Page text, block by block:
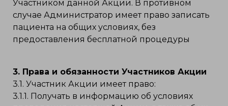
Участником данной Акции. В противном
случае Администратор имеет право записать
пациента на общих условиях, без
предоставления бесплатной процедуры
3. Права и обязанности Участников Акции
3.1. Участник Акции имеет право:
3.1.1. Получать в информацию об условиях